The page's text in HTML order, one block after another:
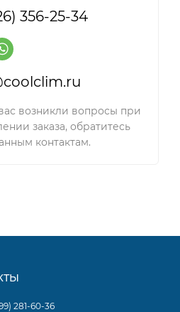
356-25-34
возникли вопросы при
заказа, обратитесь
контактам.
281-60-36